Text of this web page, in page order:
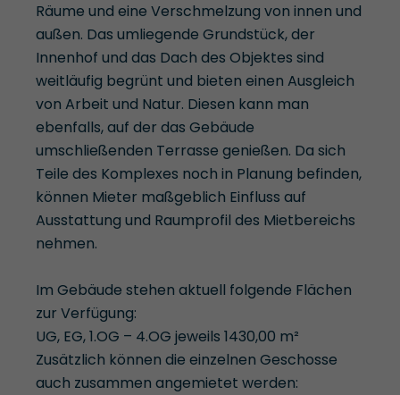
Räume und eine Verschmelzung von innen und
außen. Das umliegende Grundstück, der
Innenhof und das Dach des Objektes sind
weitläufig begrünt und bieten einen Ausgleich
von Arbeit und Natur. Diesen kann man
ebenfalls, auf der das Gebäude
umschließenden Terrasse genießen. Da sich
Teile des Komplexes noch in Planung befinden,
können Mieter maßgeblich Einfluss auf
Ausstattung und Raumprofil des Mietbereichs
nehmen.
Im Gebäude stehen aktuell folgende Flächen
zur Verfügung:
UG, EG, 1.OG – 4.OG jeweils 1430,00 m²
Zusätzlich können die einzelnen Geschosse
auch zusammen angemietet werden: